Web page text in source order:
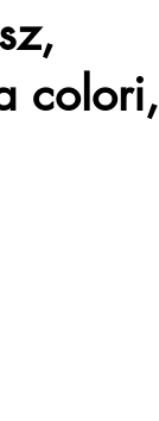
colori,